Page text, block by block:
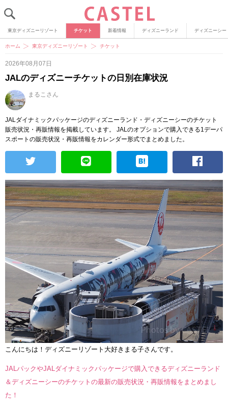
東京ディズニーリゾート チケット 新着情報 ディズニーランド ディズニーシー
ホーム 東京ディズニーリゾート チケット
2026年08月07日
JALのディズニーチケットの日別在庫状況
まるこさん
JALダイナミックパッケージのディズニーランド・ディズニーシーのチケット
販売状況・再販情報を掲載しています。
JALのオプションで購入できる1デーパ
スポートの販売状況・再販情報をカレンダー形式でまとめました。
こんにちは！ディズニーリゾート大好きまる子さんです。
JALパックやJALダイナミックパッケージで購入できるディズニーランド
＆ディズニーシーのチケットの最新の販売状況・再販情報をまとめまし
た！